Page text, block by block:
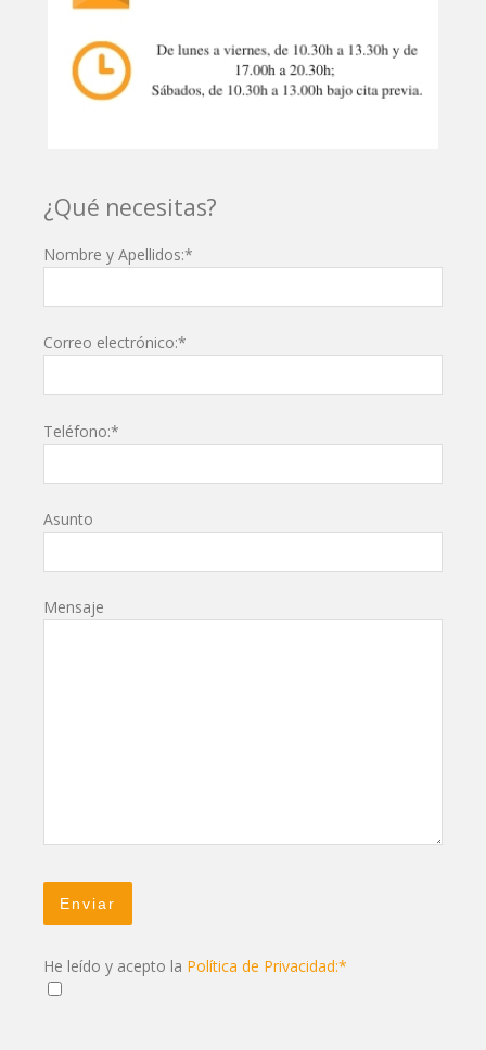
¿Qué necesitas?
Nombre y Apellidos:*
Correo electrónico:*
Teléfono:*
Asunto
Mensaje
He leído y acepto la Política de Privacidad:*